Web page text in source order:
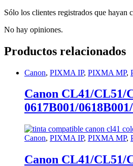
Sólo los clientes registrados que hayan
No hay opiniones.
Productos relacionados
Canon, PIXMA IP, PIXMA MP,
Canon CL41/CL51/
0617B001/
Canon, PIXMA IP, PIXMA MP,
Canon CL41/CL51/